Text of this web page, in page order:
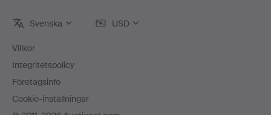
Svenska USD
Villkor
Integritetspolicy
Företagsinfo
Cookie-inställningar